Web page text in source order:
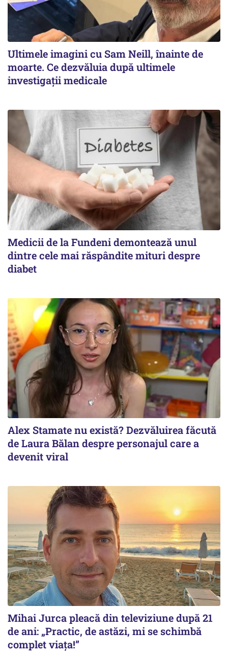
Ultimele imagini cu Sam Neill, înainte de
moarte. Ce dezvăluia după ultimele
investigații medicale
Medicii de la Fundeni demontează unul
dintre cele mai răspândite mituri despre
diabet
Alex Stamate nu există? Dezvăluirea făcută
de Laura Bălan despre personajul care a
devenit viral
Mihai Jurca pleacă din televiziune după 21
de ani: „Practic, de astăzi, mi se schimbă
complet viața!”